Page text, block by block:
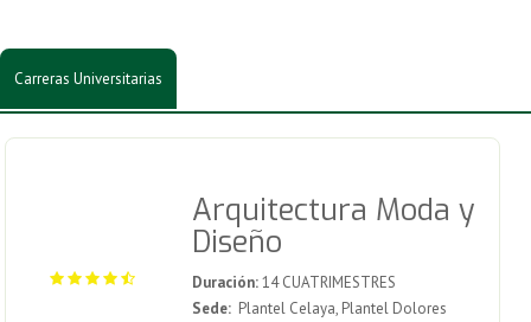
Carreras Universitarias
Arquitectura Moda y
Diseño
Duración:14 CUATRIMESTRES
Sede:Plantel Celaya, Plantel Dolores